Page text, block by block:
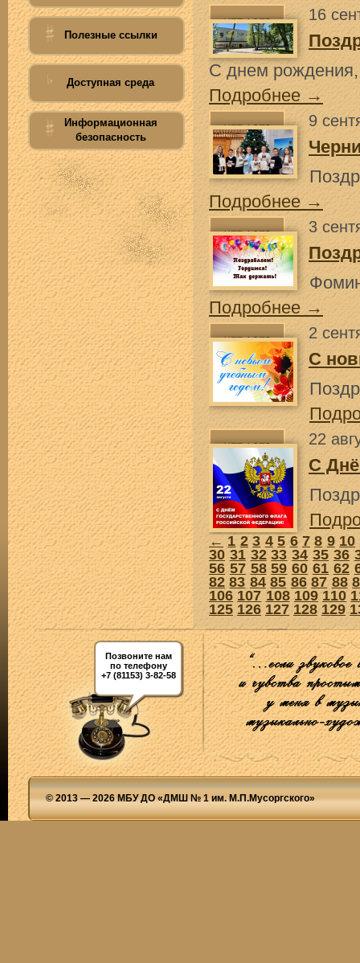
Полезные ссылки
Доступная среда
Информационная
безопасность
16
С днем
Подробнее →
9
Подробнее →
3
Подробнее →
2
С
22
С
← 1 2 3 4 5 6 7 8 9 10
30 31 32 33 34 35 36
56 57 58 59 60 61 62
82 83 84 85 86 87 88
106 107 108 109 110
125 126 127 128 129
Позвоните нам
по телефону
+7 (81153) 3-82-58
© 2013 — 2026 МБУ ДО «ДМШ № 1 им. М.П.Мусоргского»